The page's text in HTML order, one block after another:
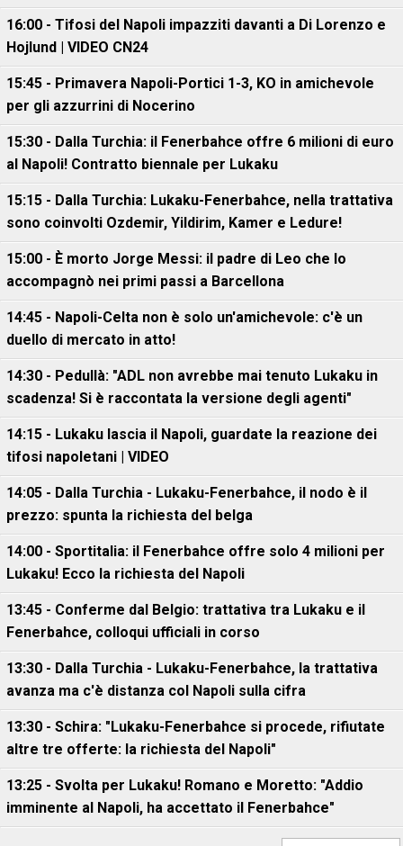
16:00 - Tifosi del Napoli impazziti davanti a Di Lorenzo e
Hojlund | VIDEO CN24
15:45 - Primavera Napoli-Portici 1-3, KO in amichevole
per gli azzurrini di Nocerino
15:30 - Dalla Turchia: il Fenerbahce offre 6 milioni di euro
al Napoli! Contratto biennale per Lukaku
15:15 - Dalla Turchia: Lukaku-Fenerbahce, nella trattativa
sono coinvolti Ozdemir, Yildirim, Kamer e Ledure!
15:00 - È morto Jorge Messi: il padre di Leo che lo
accompagnò nei primi passi a Barcellona
14:45 - Napoli-Celta non è solo un'amichevole: c'è un
duello di mercato in atto!
14:30 - Pedullà: "ADL non avrebbe mai tenuto Lukaku in
scadenza! Si è raccontata la versione degli agenti"
14:15 - Lukaku lascia il Napoli, guardate la reazione dei
tifosi napoletani | VIDEO
14:05 - Dalla Turchia - Lukaku-Fenerbahce, il nodo è il
prezzo: spunta la richiesta del belga
14:00 - Sportitalia: il Fenerbahce offre solo 4 milioni per
Lukaku! Ecco la richiesta del Napoli
13:45 - Conferme dal Belgio: trattativa tra Lukaku e il
Fenerbahce, colloqui ufficiali in corso
13:30 - Dalla Turchia - Lukaku-Fenerbahce, la trattativa
avanza ma c'è distanza col Napoli sulla cifra
13:30 - Schira: "Lukaku-Fenerbahce si procede, rifiutate
altre tre offerte: la richiesta del Napoli"
13:25 - Svolta per Lukaku! Romano e Moretto: "Addio
imminente al Napoli, ha accettato il Fenerbahce"